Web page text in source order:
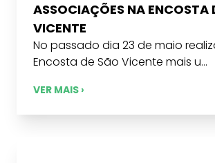
ASSOCIAÇÕES NA ENCOSTA
VICENTE
No passado dia 23 de maio
Encosta de São Vicente mais u...
VER MAIS ›